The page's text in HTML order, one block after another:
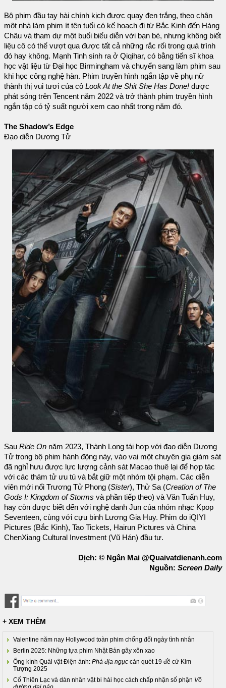
Bộ phim đầu tay hài chính kịch được quay đen trắng, theo chân
một nhà làm phim ít tên tuổi có kế hoạch đi từ Bắc Kinh đến Hàng
Châu và tham dự một buổi biểu diễn với bạn bè, nhưng không biết
liệu cô có thể vượt qua được tất cả những rắc rối trong quá trình
đó hay không. Mạnh Tinh sinh ra ở Qiqihar, có bằng tiến sĩ khoa
học vật liệu từ Đại học Birmingham và chuyển sang làm phim sau
khi học công nghệ hàn. Phim truyền hình ngắn tập về phụ nữ
thành thị vui tươi của cô Look At the Shit She Has Done! được
phát sóng trên Tencent năm 2022 và trở thành phim truyền hình
ngắn tập có tỷ suất người xem cao nhất trong năm đó.
The Shadow’s Edge
Đạo diễn Dương Tử
Sau Ride On năm 2023, Thành Long tái hợp với đạo diễn Dương
Tử trong bộ phim hành động này, vào vai một chuyên gia giám sát
đã nghỉ hưu được lực lượng cảnh sát Macao thuê lại để hợp tác
với các thám tử ưu tú và bắt giữ một nhóm tội phạm. Các diễn
viên mới nổi Trương Tử Phong (Sister), Thử Sa (Creation of The
Gods I: Kingdom of Storms và phần tiếp theo) và Văn Tuấn Huy,
hay còn được biết đến với nghệ danh Jun của nhóm nhạc Kpop
Seventeen, cùng với cựu binh Lương Gia Huy. Phim do iQIYI
Pictures (Bắc Kinh), Tao Tickets, Hairun Pictures và China
ChenXiang Cultural Investment (Vũ Hán) đầu tư.
Dịch: © Ngân Mai @Quaivatdienanh.com
Nguồn: Screen Daily
+ XEM THÊM
Valentine năm nay Hollywood toàn phim chống đối ngày tình nhân
Berlin 2025: Những tựa phim Nhật Bản gây xôn xao
Ống kính Quái vật Điện ảnh: Phá địa ngục càn quét 19 đề cử Kim
Tượng 2025
Cổ Thiên Lạc và dàn nhân vật bi hài học cách chấp nhận số phận Võ